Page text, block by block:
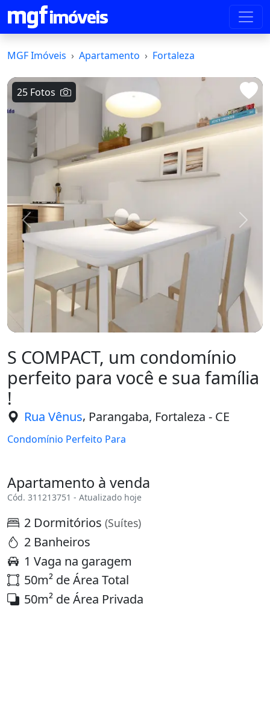
MGF Imóveis Apartamento Fortaleza
25 Fotos
Voltar
S COMPACT, um condomínio
perfeito para você e sua família
!
Rua Vênus, Parangaba, Fortaleza - CE
Condomínio Perfeito Para
Apartamento à venda
Cód. 311213751 - Atualizado hoje
2 Dormitórios (Suítes)
2 Banheiros
1 Vaga na garagem
50m² de Área Total
50m² de Área Privada